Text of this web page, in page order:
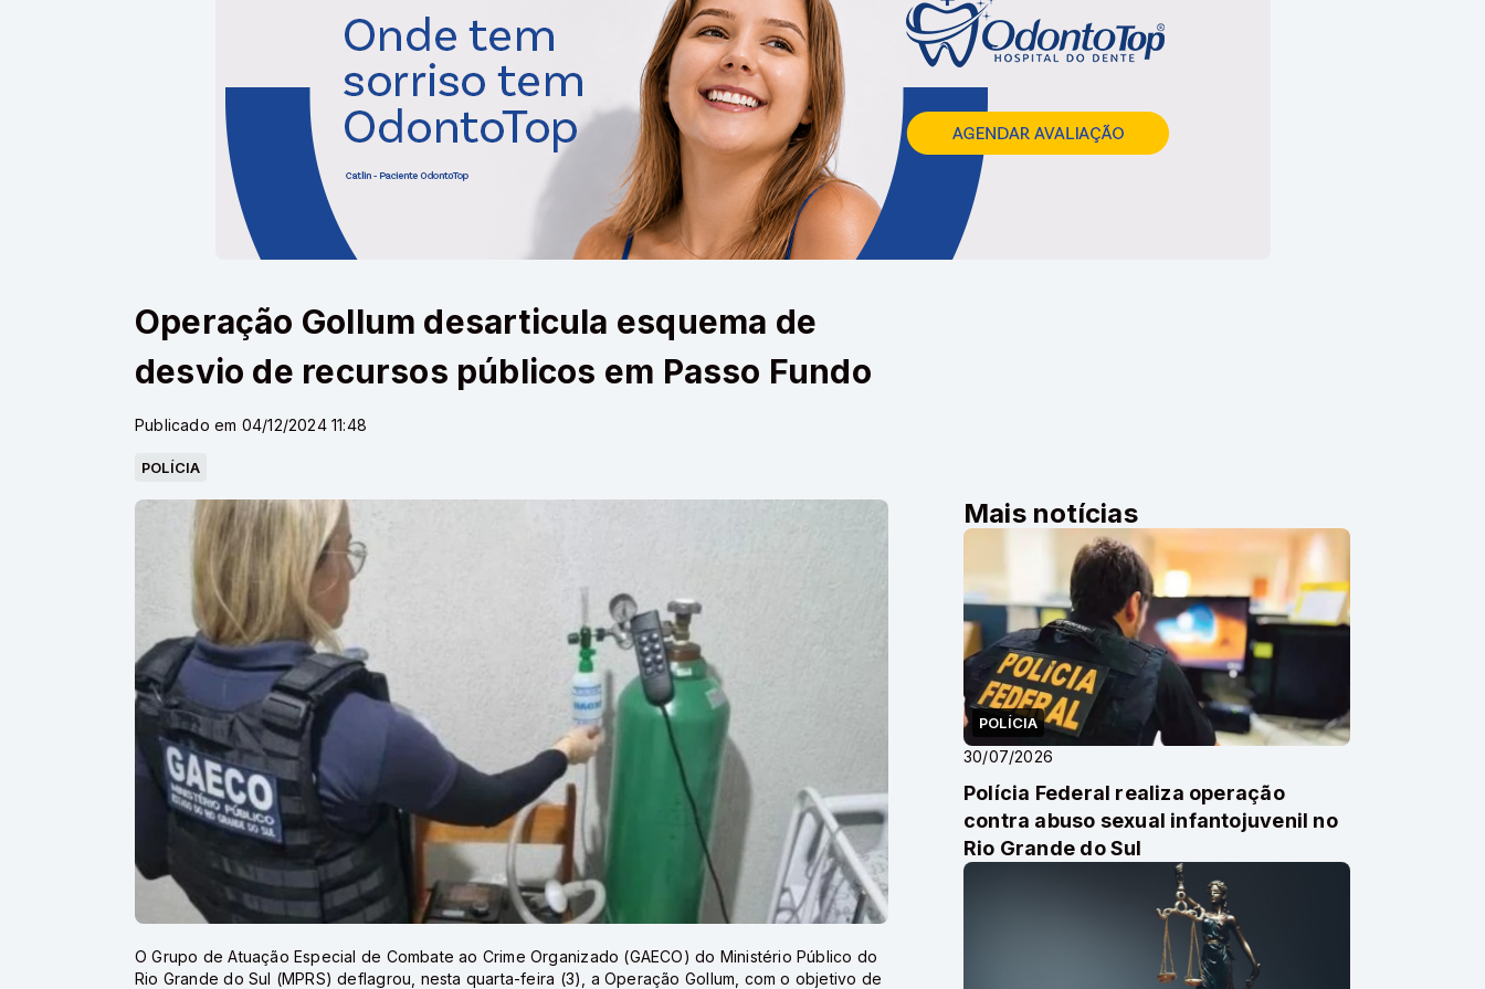
Operação Gollum desarticula esquema de
desvio de recursos públicos em Passo Fundo
Publicado em 04/12/2024 11:48
POLÍCIA
O Grupo de Atuação Especial de Combate ao Crime Organizado (GAECO) do Ministério Público do
Rio Grande do Sul (MPRS) deflagrou, nesta quarta-feira (3), a Operação Gollum, com o objetivo de
Mais notícias
POLÍCIA
30/07/2026
Polícia Federal realiza operação
contra abuso sexual infantojuvenil no
Rio Grande do Sul